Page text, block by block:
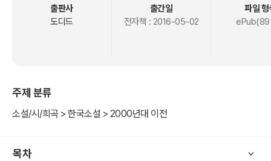
『또 이 화상 한잔 하시나보군.』
출판사
도디드
출간일
전자책 : 2016-05-02
파일 형
ePub(89
주제 분류
소설/시/희곡 > 한국소설 > 2000년대 이전
목차